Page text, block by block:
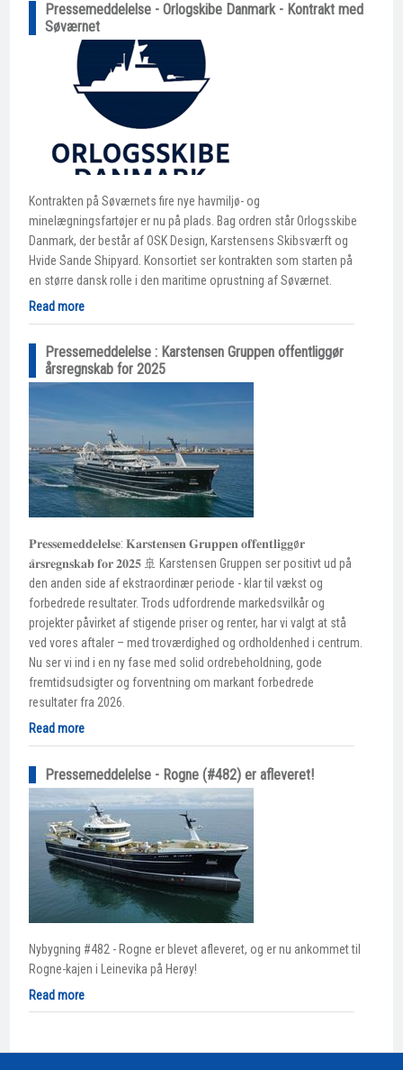
Pressemeddelelse - Orlogskibe Danmark - Kontrakt med
Søværnet
Kontrakten på Søværnets fire nye havmiljø- og
minelægningsfartøjer er nu på plads. Bag ordren står Orlogsskibe
Danmark, der består af OSK Design, Karstensens Skibsværft og
Hvide Sande Shipyard. Konsortiet ser kontrakten som starten på
en større dansk rolle i den maritime oprustning af Søværnet.
Read more
Pressemeddelelse : Karstensen Gruppen offentliggør
årsregnskab for 2025
𝐏𝐫𝐞𝐬𝐬𝐞𝐦𝐞𝐝𝐝𝐞𝐥𝐞𝐥𝐬𝐞: 𝐊𝐚𝐫𝐬𝐭𝐞𝐧𝐬𝐞𝐧 𝐆𝐫𝐮𝐩𝐩𝐞𝐧 𝐨𝐟𝐟𝐞𝐧𝐭𝐥𝐢𝐠𝐠ø𝐫
𝐚̊𝐫𝐬𝐫𝐞𝐠𝐧𝐬𝐤𝐚𝐛 𝐟𝐨𝐫 𝟐𝟎𝟐𝟓 🚢 Karstensen Gruppen ser positivt ud på
den anden side af ekstraordinær periode - klar til vækst og
forbedrede resultater. Trods udfordrende markedsvilkår og
projekter påvirket af stigende priser og renter, har vi valgt at stå
ved vores aftaler – med troværdighed og ordholdenhed i centrum.
Nu ser vi ind i en ny fase med solid ordrebeholdning, gode
fremtidsudsigter og forventning om markant forbedrede
resultater fra 2026.
Read more
Pressemeddelelse - Rogne (#482) er afleveret!
Nybygning #482 - Rogne er blevet afleveret, og er nu ankommet til
Rogne-kajen i Leinevika på Herøy!
Read more